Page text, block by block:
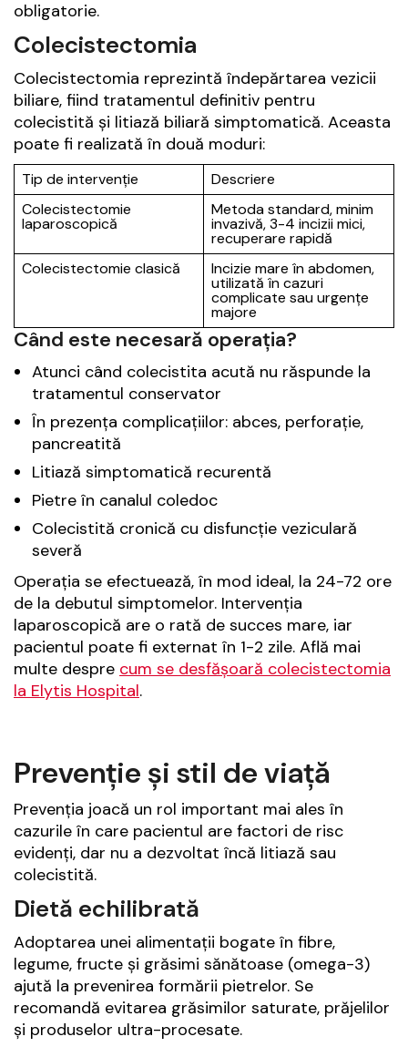
obligatorie.
Colecistectomia
Colecistectomia reprezintă îndepărtarea vezicii
biliare, fiind tratamentul definitiv pentru
colecistită și litiază biliară simptomatică. Aceasta
poate fi realizată în două moduri:
Tip de intervenție
Descriere
Colecistectomie
laparoscopică
Metoda standard, minim
invazivă, 3-4 incizii mici,
recuperare rapidă
Colecistectomie clasică
Incizie mare în abdomen,
utilizată în cazuri
complicate sau urgențe
majore
Când este necesară operația?
Atunci când colecistita acută nu răspunde la
tratamentul conservator
În prezența complicațiilor: abces, perforație,
pancreatită
Litiază simptomatică recurentă
Pietre în canalul coledoc
Colecistită cronică cu disfuncție veziculară
severă
Operația se efectuează, în mod ideal, la 24-72 ore
de la debutul simptomelor. Intervenția
laparoscopică are o rată de succes mare, iar
pacientul poate fi externat în 1-2 zile. Află mai
multe despre cum se desfășoară colecistectomia
la Elytis Hospital.
Prevenție și stil de viață
Prevenția joacă un rol important mai ales în
cazurile în care pacientul are factori de risc
evidenți, dar nu a dezvoltat încă litiază sau
colecistită.
Dietă echilibrată
Adoptarea unei alimentații bogate în fibre,
legume, fructe și grăsimi sănătoase (omega-3)
ajută la prevenirea formării pietrelor. Se
recomandă evitarea grăsimilor saturate, prăjelilor
și produselor ultra-procesate.